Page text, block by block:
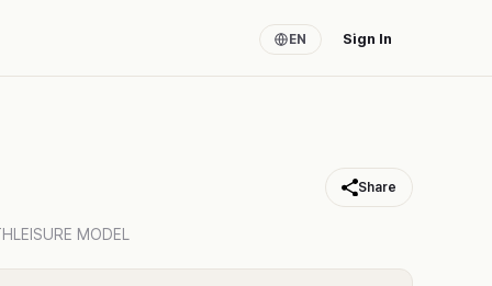
EN Sign In
Share
MODEL